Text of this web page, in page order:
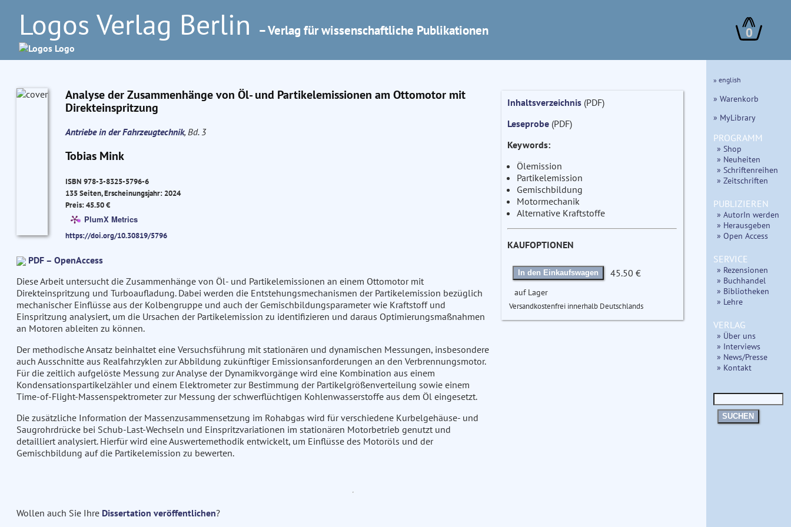
Logos Verlag Berlin – Verlag für wissenschaftliche Publikationen 0
Analyse der Zusammenhänge von Öl- und Partikelemissionen am Ottomotor mit
Direkteinspritzung
Antriebe in der Fahrzeugtechnik, Bd. 3
Tobias Mink
ISBN 978-3-8325-5796-6
135 Seiten, Erscheinungsjahr: 2024
Preis: 45.50 €
PlumX Metrics
https://doi.org/10.30819/5796
PDF – OpenAccess
Diese Arbeit untersucht die Zusammenhänge von Öl- und Partikelemissionen an einem Ottomotor mit
Direkteinspritzung und Turboaufladung. Dabei werden die Entstehungsmechanismen der Partikelemission bezüglich
mechanischer Einflüsse aus der Kolbengruppe und auch der Gemischbildungsparameter wie Kraftstoff und
Einspritzung analysiert, um die Ursachen der Partikelemission zu identifizieren und daraus Optimierungsmaßnahmen
an Motoren ableiten zu können.
Der methodische Ansatz beinhaltet eine Versuchsführung mit stationären und dynamischen Messungen, insbesondere
auch Ausschnitte aus Realfahrzyklen zur Abbildung zukünftiger Emissionsanforderungen an den Verbrennungsmotor.
Für die zeitlich aufgelöste Messung zur Analyse der Dynamikvorgänge wird eine Kombination aus einem
Kondensationspartikelzähler und einem Elektrometer zur Bestimmung der Partikelgrößenverteilung sowie einem
Time-of-Flight-Massenspektrometer zur Messung der schwerflüchtigen Kohlenwasserstoffe aus dem Öl eingesetzt.
Die zusätzliche Information der Massenzusammensetzung im Rohabgas wird für verschiedene Kurbelgehäuse- und
Saugrohrdrücke bei Schub-Last-Wechseln und Einspritzvariationen im stationären Motorbetrieb genutzt und
detailliert analysiert. Hierfür wird eine Auswertemethodik entwickelt, um Einflüsse des Motoröls und der
Gemischbildung auf die Partikelemission zu bewerten.
Inhaltsverzeichnis(PDF)
Leseprobe(PDF)
Keywords:
Ölemission
Partikelemission
Gemischbildung
Motormechanik
Alternative Kraftstoffe
KAUFOPTIONEN
In den Einkaufswagen 45.50 €
auf Lager
Versandkostenfrei innerhalb Deutschlands
Wollen auch Sie Ihre Dissertation veröffentlichen?
» english
» Warenkorb
» MyLibrary
PROGRAMM
» Shop
» Neuheiten
» Schriftenreihen
» Zeitschriften
PUBLIZIEREN
» AutorIn werden
» Herausgeben
» Open Access
SERVICE
» Rezensionen
» Buchhandel
» Bibliotheken
» Lehre
VERLAG
» Über uns
» Interviews
» News/Presse
» Kontakt
SUCHEN